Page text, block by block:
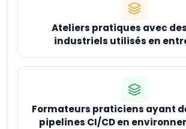
Ateliers pratiques avec
industriels utilisés en
Formateurs praticiens ayant
pipelines CI/CD en